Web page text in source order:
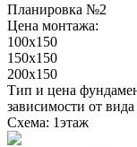
Планировка №2
Цена монтажа:
100x150
150x150
200x150
Тип и цена
зависимости от
Схема: 1этаж